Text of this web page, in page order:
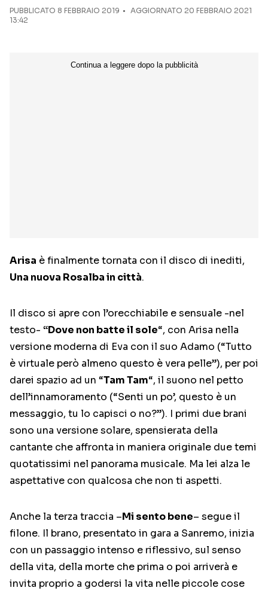
PUBBLICATO 8 FEBBRAIO 2019
AGGIORNATO 20 FEBBRAIO 2021
13:42
Arisa è finalmente tornata con il disco di inediti,
Una nuova Rosalba in città.
Il disco si apre con l’orecchiabile e sensuale -nel
testo- “Dove non batte il sole“, con Arisa nella
versione moderna di Eva con il suo Adamo (“Tutto
è virtuale però almeno questo è vera pelle”), per poi
darei spazio ad un “Tam Tam“, il suono nel petto
dell’innamoramento (“Senti un po’, questo è un
messaggio, tu lo capisci o no?”). I primi due brani
sono una versione solare, spensierata della
cantante che affronta in maniera originale due temi
quotatissimi nel panorama musicale. Ma lei alza le
aspettative con qualcosa che non ti aspetti.
Anche la terza traccia –Mi sento bene– segue il
filone. Il brano, presentato in gara a Sanremo, inizia
con un passaggio intenso e riflessivo, sul senso
della vita, della morte che prima o poi arriverà e
invita proprio a godersi la vita nelle piccole cose